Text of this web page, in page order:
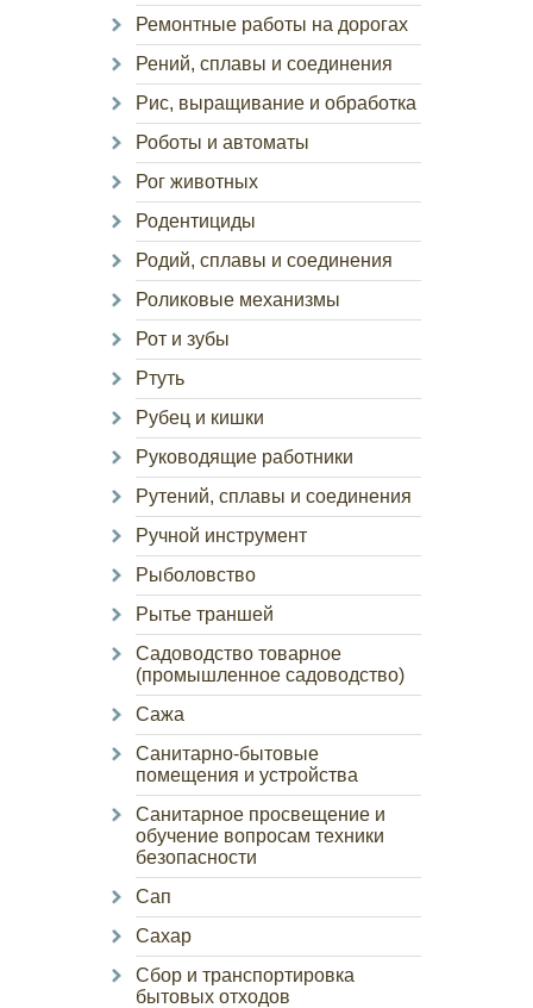
Ремонтные работы на дорогах
Рений, сплавы и соединения
Рис, выращивание и обработка
Роботы и автоматы
Рог животных
Родентициды
Родий, сплавы и соединения
Роликовые механизмы
Рот и зубы
Ртуть
Рубец и кишки
Руководящие работники
Рутений, сплавы и соединения
Ручной инструмент
Рыболовство
Рытье траншей
Садоводство товарное
(промышленное садоводство)
Сажа
Санитарно-бытовые
помещения и устройства
Санитарное просвещение и
обучение вопросам техники
безопасности
Сап
Сахар
Сбор и транспортировка
бытовых отходов